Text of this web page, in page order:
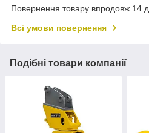
Повернення товару впродовж 14
Всі умови повернення
Подібні товари компанії